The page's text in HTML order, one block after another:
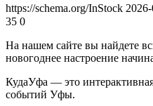
https://schema.org/InStock
35 0
На нашем сайте вы найдете
новогоднее настроение
КудаУфа — это
событий Уфы.